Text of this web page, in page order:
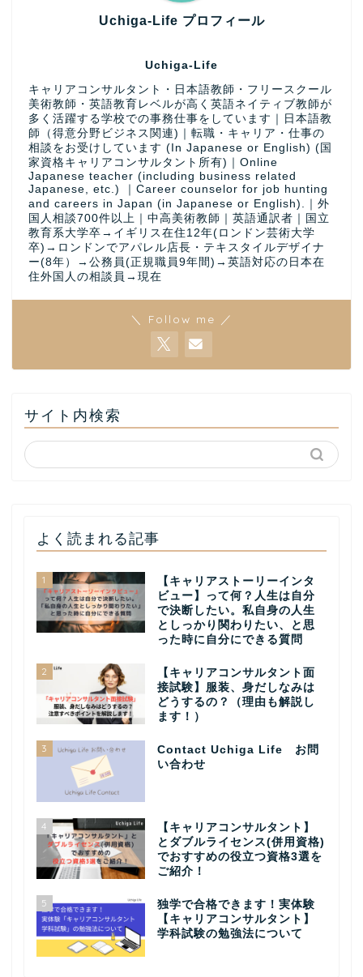
Uchiga-Life プロフィール
Uchiga-Life
キャリアコンサルタント・日本語教師・フリースクール
美術教師・英語教育レベルが高く英語ネイティブ教師が
多く活躍する学校での事務仕事をしています｜日本語教
師（得意分野ビジネス関連)｜転職・キャリア・仕事の
相談をお受けしています (In Japanese or English) (国
家資格キャリアコンサルタント所有)｜Online
Japanese teacher (including business related
Japanese, etc.) ｜Career counselor for job hunting
and careers in Japan (in Japanese or English).｜外
国人相談700件以上｜中高美術教師｜英語通訳者｜国立
教育系大学卒→イギリス在住12年(ロンドン芸術大学
卒)→ロンドンでアパレル店長・テキスタイルデザイナ
ー(8年）→公務員(正規職員9年間)→英語対応の日本在
住外国人の相談員→現在
＼ Follow me ／
サイト内検索
よく読まれる記事
1
【キャリアストーリーインタ
ビュー】って何？人生は自分
で決断したい。私自身の人生
としっかり関わりたい、と思
った時に自分にできる質問
2
【キャリアコンサルタント面
接試験】服装、身だしなみは
どうするの？（理由も解説し
ます！）
3
Contact Uchiga Life お問
い合わせ
4
【キャリアコンサルタント】
とダブルライセンス(併用資格)
でおすすめの役立つ資格3選を
ご紹介！
5
独学で合格できます！実体験
【キャリアコンサルタント】
学科試験の勉強法について